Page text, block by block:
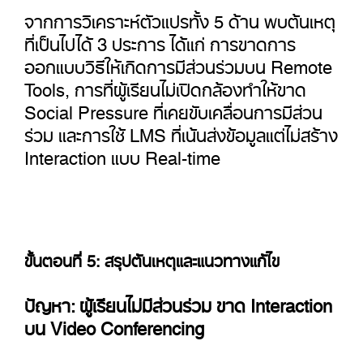
จากการวิเคราะห์ตัวแปรทั้ง 5 ด้าน พบต้นเหตุ
ที่เป็นไปได้ 3 ประการ ได้แก่ การขาดการ
ออกแบบวิธีให้เกิดการมีส่วนร่วมบน Remote
Tools, การที่ผู้เรียนไม่เปิดกล้องทำให้ขาด
Social Pressure ที่เคยขับเคลื่อนการมีส่วน
ร่วม และการใช้ LMS ที่เน้นส่งข้อมูลแต่ไม่สร้าง
Interaction แบบ Real-time
ขั้นตอนที่ 5: สรุปต้นเหตุและแนวทางแก้ไข
ปัญหา: ผู้เรียนไม่มีส่วนร่วม ขาด Interaction
บน Video Conferencing